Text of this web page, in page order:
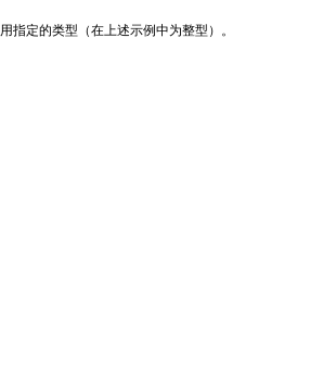
指定的类型（在上述示例中为整型）。